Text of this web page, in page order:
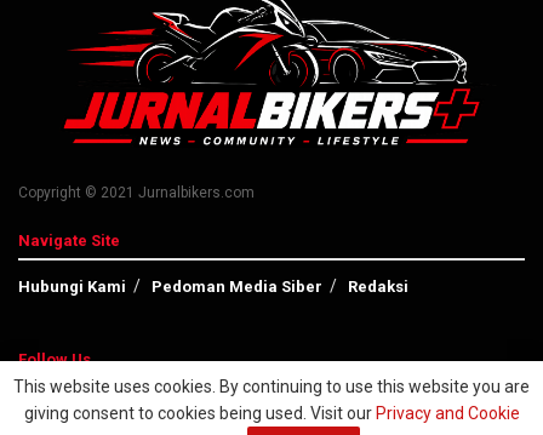
Copyright © 2021 Jurnalbikers.com
Navigate Site
Hubungi Kami Pedoman Media Siber Redaksi
Follow Us
This website uses cookies. By continuing to use this website you are
giving consent to cookies being used. Visit our Privacy and Cookie